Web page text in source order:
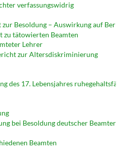
verfassungswidrig
zur Besoldung – Auswirkung auf
zu tätowierten Beamten
Lehrer
zur Altersdiskriminierung
des 17. Lebensjahres
bei Besoldung deutscher Beamter
Beamten